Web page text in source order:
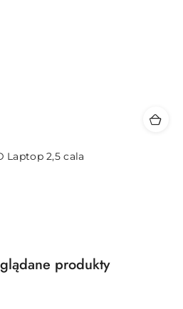
Laptop 2,5 cala
produkty